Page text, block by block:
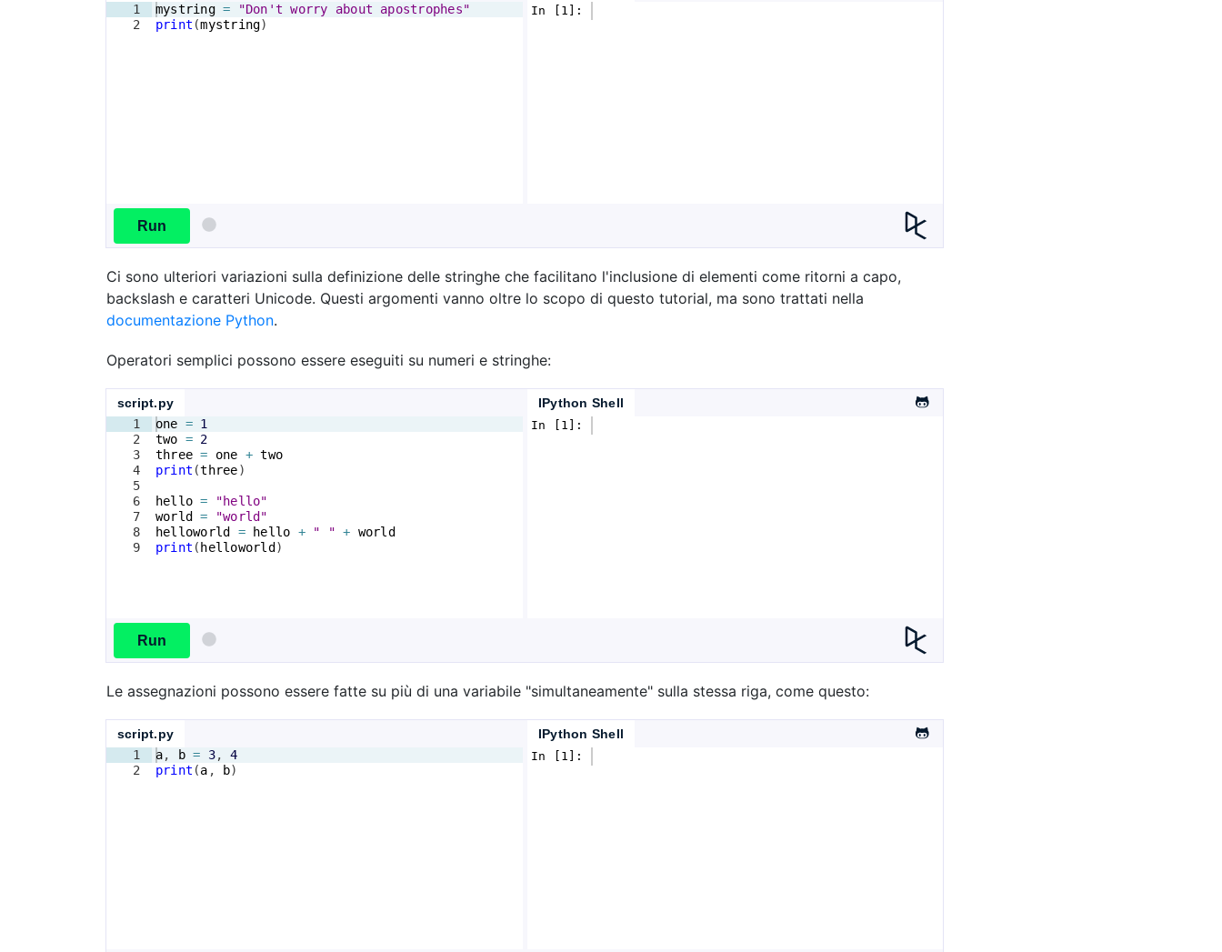
1
2
mystring =
"Don't worry about apostrophes"
print (mystring)
In [1]:
Run
Ci sono ulteriori variazioni sulla definizione delle stringhe che facilitano l'inclusione di elementi come ritorni a capo,
backslash e caratteri Unicode. Questi argomenti vanno oltre lo scopo di questo tutorial, ma sono trattati nella
documentazione Python.
Operatori semplici possono essere eseguiti su numeri e stringhe:
script.py
1
2
3
4
5
6
7
8
9
one = 1
two = 2
three = one + two
print (three)
hello =
"hello"
world
=
"world"
helloworld
= hello + " " + world
print ( helloworld )
IPython Shell
In [1]:
Run
Le assegnazioni possono essere fatte su più di una variabile "simultaneamente" sulla stessa riga, come questo:
script.py
1
2
a, b = 3, 4
print (a , b)
IPython Shell
In [1]: